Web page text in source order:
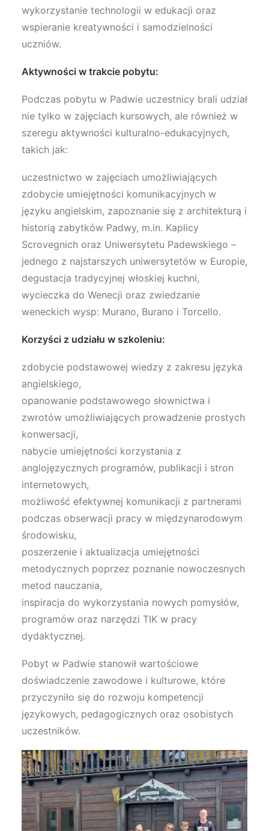
wykorzystanie technologii w edukacji oraz
wspieranie kreatywności i samodzielności
uczniów.
Aktywności w trakcie pobytu:
Podczas pobytu w Padwie uczestnicy brali udział
nie tylko w zajęciach kursowych, ale również w
szeregu aktywności kulturalno-edukacyjnych,
takich jak:
uczestnictwo w zajęciach umożliwiających
zdobycie umiejętności komunikacyjnych w
języku angielskim, zapoznanie się z architekturą i
historią zabytków Padwy, m.in. Kaplicy
Scrovegnich oraz Uniwersytetu Padewskiego –
jednego z najstarszych uniwersytetów w Europie,
degustacja tradycyjnej włoskiej kuchni,
wycieczka do Wenecji oraz zwiedzanie
weneckich wysp: Murano, Burano i Torcello.
Korzyści z udziału w szkoleniu:
zdobycie podstawowej wiedzy z zakresu języka
angielskiego,
opanowanie podstawowego słownictwa i
zwrotów umożliwiających prowadzenie prostych
konwersacji,
nabycie umiejętności korzystania z
anglojęzycznych programów, publikacji i stron
internetowych,
możliwość efektywnej komunikacji z partnerami
podczas obserwacji pracy w międzynarodowym
środowisku,
poszerzenie i aktualizacja umiejętności
metodycznych poprzez poznanie nowoczesnych
metod nauczania,
inspiracja do wykorzystania nowych pomysłów,
programów oraz narzędzi TIK w pracy
dydaktycznej.
Pobyt w Padwie stanowił wartościowe
doświadczenie zawodowe i kulturowe, które
przyczyniło się do rozwoju kompetencji
językowych, pedagogicznych oraz osobistych
uczestników.